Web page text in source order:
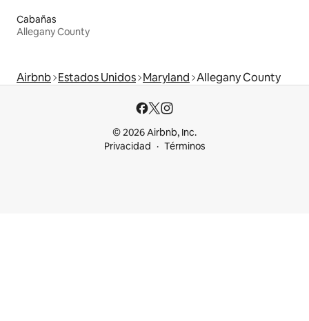
Cabañas
Allegany County
Airbnb Estados Unidos Maryland Allegany County
© 2026 Airbnb, Inc.
Privacidad
Términos